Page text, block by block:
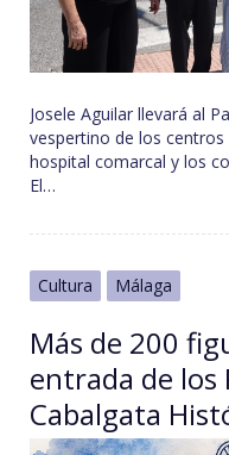
Josele Aguilar llevará al
vespertino de los
hospital comarcal y los
El…
Cultura Málaga
Más de 200
entrada de los
Cabalgata